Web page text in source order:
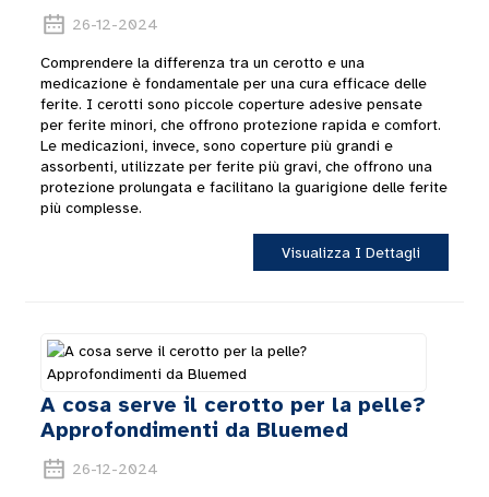
26-12-2024
Comprendere la differenza tra un cerotto e una
medicazione è fondamentale per una cura efficace delle
ferite. I cerotti sono piccole coperture adesive pensate
per ferite minori, che offrono protezione rapida e comfort.
Le medicazioni, invece, sono coperture più grandi e
assorbenti, utilizzate per ferite più gravi, che offrono una
protezione prolungata e facilitano la guarigione delle ferite
più complesse.
Visualizza I Dettagli
A cosa serve il cerotto per la pelle?
Approfondimenti da Bluemed
26-12-2024